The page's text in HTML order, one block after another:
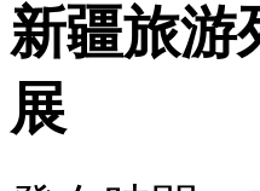
新疆旅游
展